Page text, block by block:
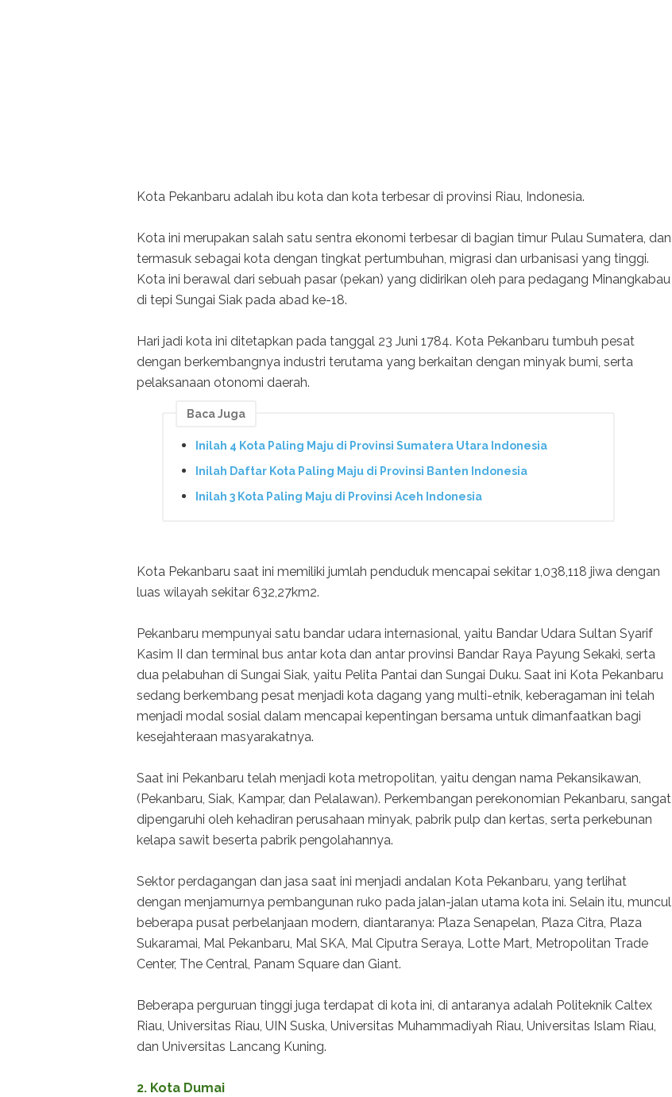
Kota Pekanbaru adalah ibu kota dan kota terbesar di provinsi Riau, Indonesia.
Kota ini merupakan salah satu sentra ekonomi terbesar di bagian timur Pulau Sumatera, dan
termasuk sebagai kota dengan tingkat pertumbuhan, migrasi dan urbanisasi yang tinggi.
Kota ini berawal dari sebuah pasar (pekan) yang didirikan oleh para pedagang Minangkabau
di tepi Sungai Siak pada abad ke-18.
Hari jadi kota ini ditetapkan pada tanggal 23 Juni 1784. Kota Pekanbaru tumbuh pesat
dengan berkembangnya industri terutama yang berkaitan dengan minyak bumi, serta
pelaksanaan otonomi daerah.
Baca Juga
Inilah 4 Kota Paling Maju di Provinsi Sumatera Utara Indonesia
Inilah Daftar Kota Paling Maju di Provinsi Banten Indonesia
Inilah 3 Kota Paling Maju di Provinsi Aceh Indonesia
Kota Pekanbaru saat ini memiliki jumlah penduduk mencapai sekitar 1,038,118 jiwa dengan
luas wilayah sekitar 632,27km2.
Pekanbaru mempunyai satu bandar udara internasional, yaitu Bandar Udara Sultan Syarif
Kasim II dan terminal bus antar kota dan antar provinsi Bandar Raya Payung Sekaki, serta
dua pelabuhan di Sungai Siak, yaitu Pelita Pantai dan Sungai Duku. Saat ini Kota Pekanbaru
sedang berkembang pesat menjadi kota dagang yang multi-etnik, keberagaman ini telah
menjadi modal sosial dalam mencapai kepentingan bersama untuk dimanfaatkan bagi
kesejahteraan masyarakatnya.
Saat ini Pekanbaru telah menjadi kota metropolitan, yaitu dengan nama Pekansikawan,
(Pekanbaru, Siak, Kampar, dan Pelalawan). Perkembangan perekonomian Pekanbaru, sangat
dipengaruhi oleh kehadiran perusahaan minyak, pabrik pulp dan kertas, serta perkebunan
kelapa sawit beserta pabrik pengolahannya.
Sektor perdagangan dan jasa saat ini menjadi andalan Kota Pekanbaru, yang terlihat
dengan menjamurnya pembangunan ruko pada jalan-jalan utama kota ini. Selain itu, muncul
beberapa pusat perbelanjaan modern, diantaranya: Plaza Senapelan, Plaza Citra, Plaza
Sukaramai, Mal Pekanbaru, Mal SKA, Mal Ciputra Seraya, Lotte Mart, Metropolitan Trade
Center, The Central, Panam Square dan Giant.
Beberapa perguruan tinggi juga terdapat di kota ini, di antaranya adalah Politeknik Caltex
Riau, Universitas Riau, UIN Suska, Universitas Muhammadiyah Riau, Universitas Islam Riau,
dan Universitas Lancang Kuning.
2. Kota Dumai